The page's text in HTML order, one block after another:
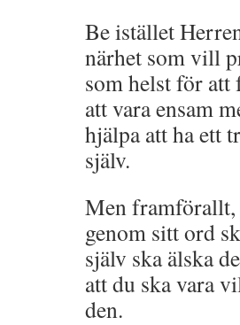
Be istället
närhet som vill
som helst för att
att vara ensam
hjälpa att ha ett
själv.
Men framförallt,
genom sitt ord
själv ska älska
att du ska vara
den.